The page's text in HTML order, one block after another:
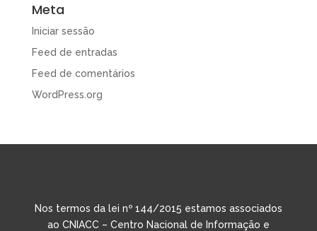
Meta
Iniciar sessão
Feed de entradas
Feed de comentários
WordPress.org
Nos termos da lei nº 144/2015 estamos associados
ao CNIACC – Centro Nacional de Informação e